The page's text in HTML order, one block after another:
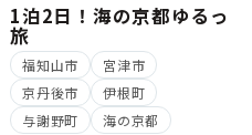
1泊2日！海の京都ゆるっ
旅
福知山市
宮津市
京丹後市
伊根町
与謝野町
海の京都